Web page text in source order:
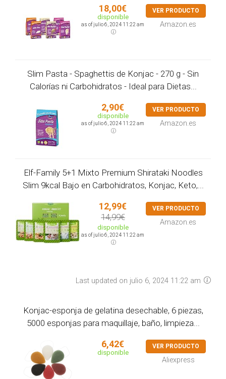
18,00€
disponible
as of julio 6, 2024 11:22 am
VER PRODUCTO
Amazon.es
Slim Pasta - Spaghettis de Konjac - 270 g - Sin
Calorías ni Carbohidratos - Ideal para Dietas...
2,90€
disponible
as of julio 6, 2024 11:22 am
VER PRODUCTO
Amazon.es
Elf-Family 5+1 Mixto Premium Shirataki Noodles
Slim 9kcal Bajo en Carbohidratos, Konjac, Keto,...
12,99€
14,99€
disponible
as of julio 6, 2024 11:22 am
VER PRODUCTO
Amazon.es
Last updated on julio 6, 2024 11:22 am
Konjac-esponja de gelatina desechable, 6 piezas,
5000 esponjas para maquillaje, baño, limpieza...
6,42€
disponible
VER PRODUCTO
Aliexpress